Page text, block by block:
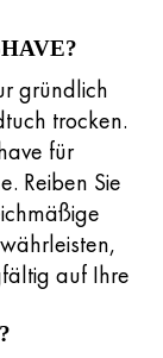
gründlich
trocken.
für
Reiben Sie
auf Ihre